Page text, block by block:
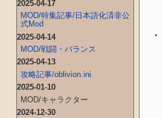
2025-04-17
MOD/特集記事/日本語化済非公
式Mod
2025-04-14
MOD/戦闘・バランス
2025-04-13
攻略記事/oblivion.ini
2025-01-10
MOD/キャラクター
2024-12-30